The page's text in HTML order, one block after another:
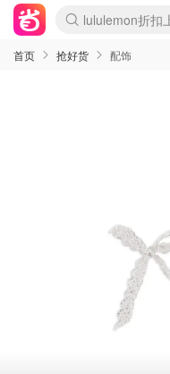
lululemon折扣
Sasa美妆护肤
SSENSE年中
FreshBeauty好
Cettire降价+叠9
WWS Coles超
viagogo二手票
Myer折扣汇总
The Outnet奢牌
David Jones 3
Flannels大牌1折
Perfumes Club
AMIRO面罩$251
Amazon折扣汇总
Amazon数码好物
ThedoubleF高
Moose
EUFY摄像头$98
Selenichast首饰
悉尼-墨尔本机
Amazon家居好物
Amazon美妆护肤
雅漾大喷$8
过敏原检测盒$33
科颜氏高保湿面
SEALIFE海洋馆
丝塔芙大白罐$16
订阅Newsletter
Harrods圣诞日
LN-CC奢牌私促
d'Alba空姐喷雾
EVE LOM套装
Bernardelli独家
Adore Beauty 6
Mytheresa奢品
Currentbody美
MOON Garden
CR洗护套装$23
GANNI官网4.5折
Stylevana韩妆4
Tessabit高奢8.5
OGX洗发水$11
Amazon阿德莱
卡诗8.5折+赠礼
Philips Hue灯具
La Mer送8件礼
始祖鸟 石头岛 8
雅诗兰黛7.5折+
祖玛珑赠5件礼
惊❗️修丽可赠
Loewe/BBR高
黑五价❗阿玛尼
Crocs洞洞鞋$36
A王情侣卫衣推荐
三星4K智能电
倩碧7.5折+赠
Bobbi Brown 8
M.A.C 7.5折+赠
首页 抢好货 配饰